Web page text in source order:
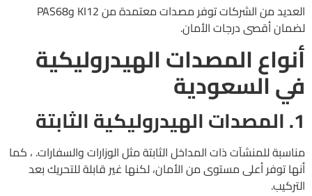
العديد من الشركات توفر مصدات معتمدة من KI12 وPAS68
لضمان أقصى درجات الأمان.
أنواع المصدات الهيدروليكية
في السعودية
1. المصدات الهيدروليكية الثابتة
مناسبة للمنشآت ذات المداخل الثابتة مثل الوزارات والسفارات. ، كما
أنها توفر أعلى مستوى من الأمان، لكنها غير قابلة للتحريك بعد
التركيب.